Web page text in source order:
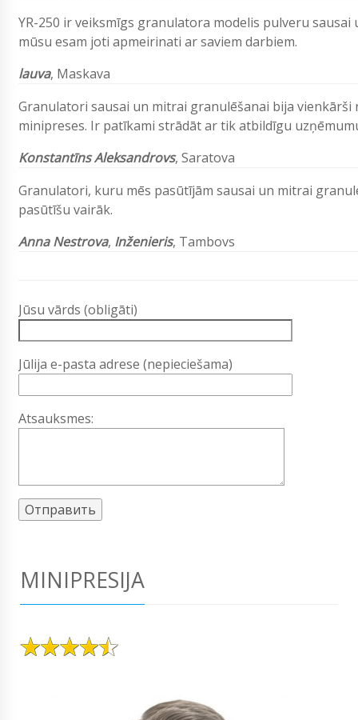
YR-250 ir veiksmīgs granulatora modelis pulveru
mūsu esam joti apmeirinati ar saviem darbiem.
lauva, Maskava
Granulatori sausai un mitrai granulēšanai bija
minipreses. Ir patīkami strādāt ar tik atbildīgu
Konstantīns Aleksandrovs, Saratova
Granulatori, kuru mēs pasūtījām sausai un mitrai
pasūtīšu vairāk.
Anna Nestrova, Inženieris, Tambovs
Jūsu vārds (obligāti)
Jūlija e-pasta adrese (nepieciešama)
Atsauksmes:
MINIPRESIJA